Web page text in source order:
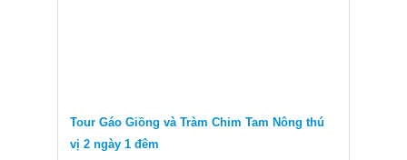
Tour Gáo Giồng và Tràm Chim Tam Nông thú
vị 2 ngày 1 đêm